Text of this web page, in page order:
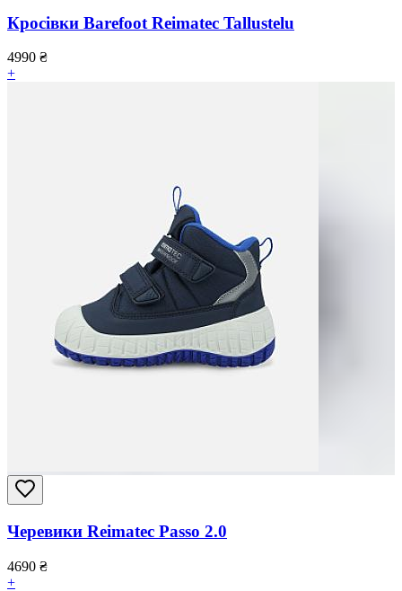
Кросівки Barefoot Reimatec Tallustelu
4990 ₴
+
Черевики Reimatec Passo 2.0
4690 ₴
+